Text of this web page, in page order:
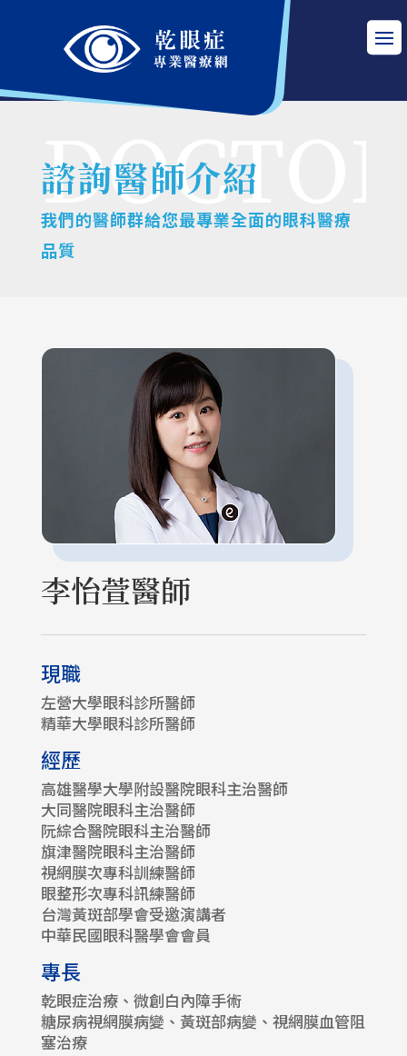
諮詢醫師介紹
我們的醫師群給您最專業全面的眼科醫療
品質
李怡萱醫師
現職
左營大學眼科診所醫師
精華大學眼科診所醫師
經歷
高雄醫學大學附設醫院眼科主治醫師
大同醫院眼科主治醫師
阮綜合醫院眼科主治醫師
旗津醫院眼科主治醫師
視網膜次專科訓練醫師
眼整形次專科訊練醫師
台灣黃斑部學會受邀演講者
中華民國眼科醫學會會員
專長
乾眼症治療、微創白內障手術
糖尿病視網膜病變、黃斑部病變、視網膜血管阻
塞治療